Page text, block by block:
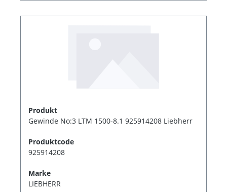
Produkt
Gewinde No:3 LTM 1500-8.1 925914208 Liebherr
Produktcode
925914208
Marke
LIEBHERR